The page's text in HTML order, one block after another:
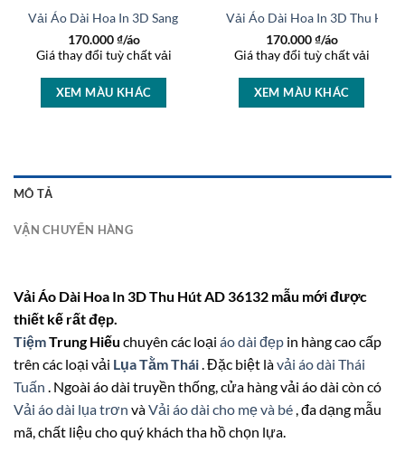
Vải Áo Dài Hoa In 3D Sang Trọng AD 27233
170.000₫/áo
Giá thay đổi tuỳ chất vải
XEM MÀU KHÁC
Vải Áo Dài Hoa In 3D Thu Hút
170.000₫/áo
Giá thay đổi tuỳ chất vải
XEM MÀU KHÁC
AD 37236
MÔ TẢ
VẬN CHUYỂN HÀNG
Vải Áo Dài Hoa In 3D Thu Hút AD 36132 mẫu mới được
thiết kế rất đẹp.
TiệmTrung Hiếu chuyên các loại áo dài đẹp in hàng cao cấp
trên các loại vải Lụa Tằm Thái . Đặc biệt làvải áo dài Thái
Tuấn . Ngoài áo dài truyền thống, cửa hàng vải áo dài còn có
Vải áo dài lụa trơn vàVải áo dài cho mẹ và bé , đa dạng mẫu
mã, chất liệu cho quý khách tha hồ chọn lựa.